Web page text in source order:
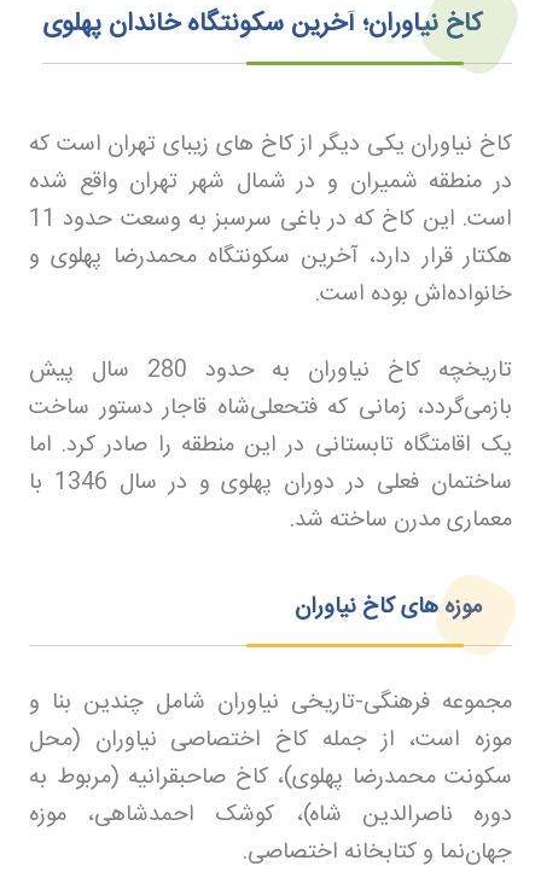
کاخ نیاوران؛ آخرین سکونتگاه خاندان پهلوی
کاخ نیاوران یکی دیگر از کاخ های زیبای تهران است که
در منطقه شمیران و در شمال شهر تهران واقع شده
است. این کاخ که در باغی سرسبز به وسعت حدود 11
هکتار قرار دارد، آخرین سکونتگاه محمدرضا پهلوی و
خانواده‌اش بوده است.
تاریخچه کاخ نیاوران به حدود 280 سال پیش
بازمی‌گردد، زمانی که فتحعلی‌شاه قاجار دستور ساخت
یک اقامتگاه تابستانی در این منطقه را صادر کرد. اما
ساختمان فعلی در دوران پهلوی و در سال 1346 با
معماری مدرن ساخته شد.
موزه هایکاخ نیاوران
مجموعه فرهنگی-تاریخی نیاوران شامل چندین بنا و
موزه است، از جمله کاخ اختصاصی نیاوران (محل
سکونت محمدرضا پهلوی)، کاخ صاحبقرانیه (مربوط به
دوره ناصرالدین شاه)، کوشک احمدشاهی، موزه
جهان‌نما و کتابخانه اختصاصی.